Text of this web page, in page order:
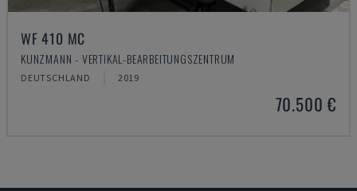
WF 410 MC
KUNZMANN - VERTIKAL-BEARBEITUNGSZENTRUM
DEUTSCHLAND 2019
70.500 €